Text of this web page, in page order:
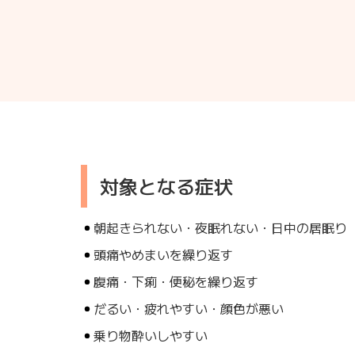
対象となる症状
朝起きられない・夜眠れない・日中の居眠り
頭痛やめまいを繰り返す
腹痛・下痢・便秘を繰り返す
だるい・疲れやすい・顔色が悪い
乗り物酔いしやすい